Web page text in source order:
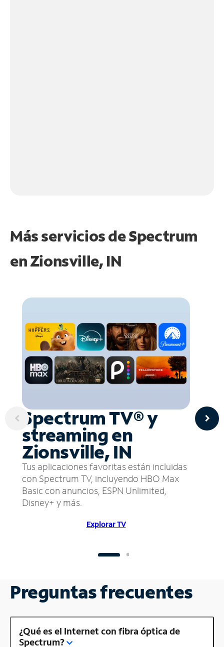
Más servicios de Spectrum
enZionsville, IN
Spectrum TV® y
streaming en
Zionsville, IN
Tus aplicaciones favoritas están incluidas
con Spectrum TV, incluyendo HBO Max
Basic con anuncios, ESPN Unlimited,
Disney+ y más.
Explorar TV
Preguntas frecuentes
¿Qué es el Internet con fibra óptica de
Spectrum?